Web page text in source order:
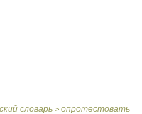
словарь > опротестовать